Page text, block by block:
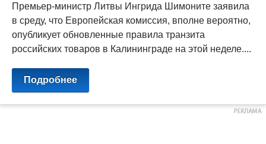
Премьер-министр Литвы Ингрида Шимоните заявила
в среду, что Европейская комиссия, вполне вероятно,
опубликует обновленные правила транзита
российских товаров в Калининграде на этой неделе....
Подробнее